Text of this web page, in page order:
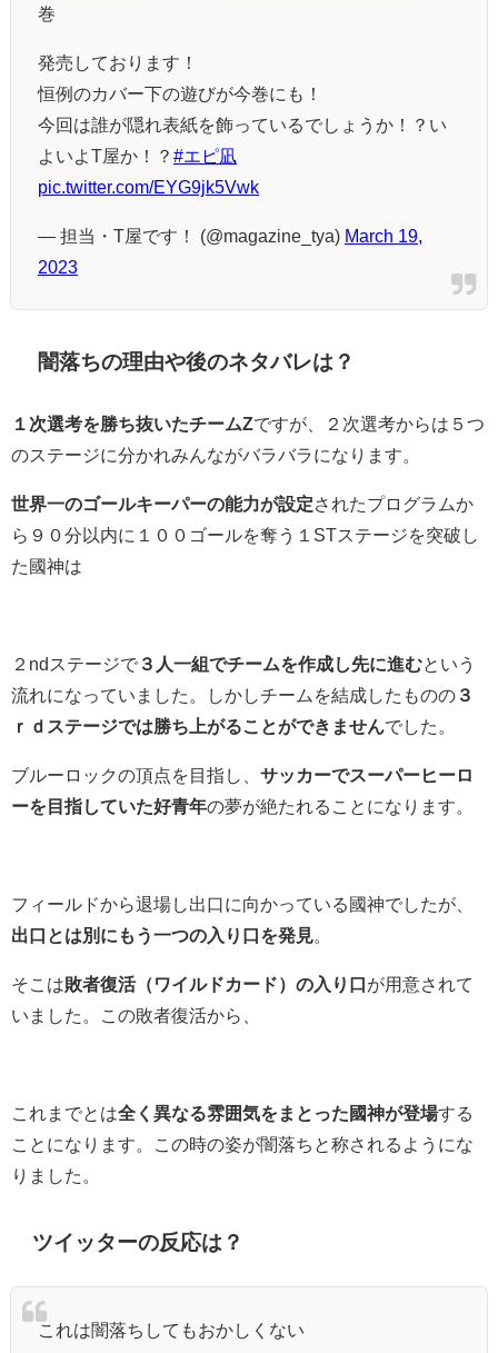
巻
発売しております！
恒例のカバー下の遊びが今巻にも！
今回は誰が隠れ表紙を飾っているでしょうか！？い
よいよT屋か！？ #エピ凪
pic.twitter.com/EYG9jk5Vwk
— 担当・T屋です！ (@magazine_tya) March 19,
2023
闇落ちの理由や後のネタバレは？
１次選考を勝ち抜いたチームZですが、２次選考からは５つ
のステージに分かれみんながバラバラになります。
世界一のゴールキーパーの能力が設定されたプログラムか
ら９０分以内に１００ゴールを奪う １ STステージを突破し
た國神は
２ ndステージで ３人一組でチームを作成し先に進むという
流れになっていました。しかしチームを結成したものの ３
ｒｄステージでは勝ち上がることができませんでした。
ブルーロックの頂点を目指し、 サッカーでスーパーヒーロ
ーを目指していた好青年の夢が絶たれることになります。
フィールドから退場し出口に向かっている國神でしたが、
出口とは別にもう一つの入り口を発見
そこは敗者復活（ワイルドカード）の入り口が用意されて
いました。この敗者復活から、
これまでとは全く異なる雰囲気をまとった國神が登場する
ことになります。この時の姿が闇落ちと称されるようにな
りました。
ツイッターの反応は？
これは闇落ちしてもおかしくない